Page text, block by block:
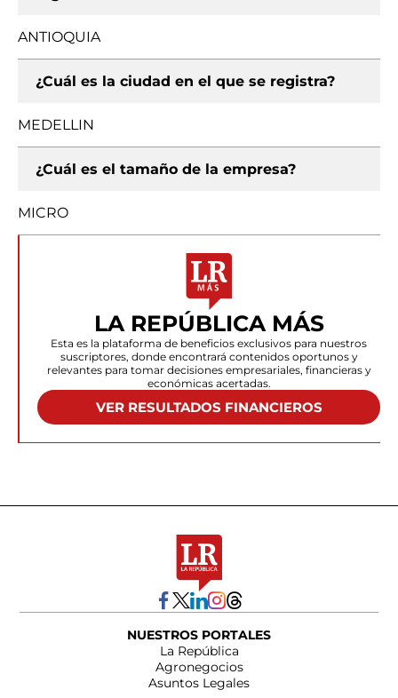
ANTIOQUIA
¿Cuál es la ciudad en el que se registra?
MEDELLIN
¿Cuál es el tamaño de la empresa?
MICRO
LA REPÚBLICA MÁS
Esta es la plataforma de beneficios exclusivos para nuestros
suscriptores, donde encontrará contenidos oportunos y
relevantes para tomar decisiones empresariales, financieras y
económicas acertadas.
VER RESULTADOS FINANCIEROS
NUESTROS PORTALES
La República
Agronegocios
Asuntos Legales